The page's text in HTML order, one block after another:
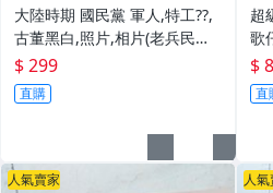
大陸時期 國民黨 軍人,特工??,
古董黑白,照片,相片(老兵民國3
8年從大陸帶來台灣的) **稀少
品6
$ 299
直購
超
歌
品
$
直
人氣賣家 人氣